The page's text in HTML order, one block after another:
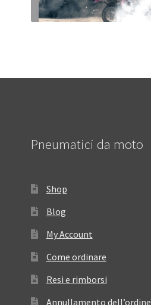
Pneumatici da moto
Shop
Blog
My Account
Come ordinare
Resi e rimborsi
Annullamento dell’ordine